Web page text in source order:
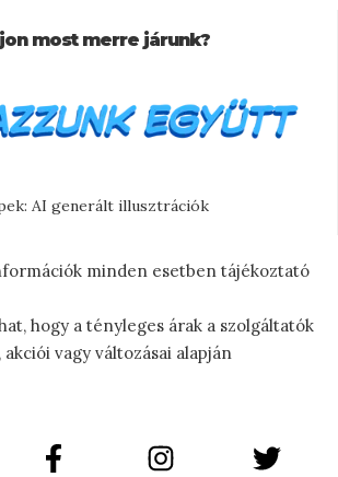
most merre járunk?
AI generált illusztrációk
minden esetben tájékoztató
hogy a tényleges árak a szolgáltatók
vagy változásai alapján